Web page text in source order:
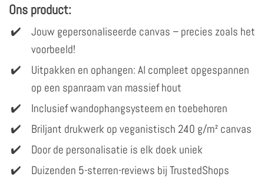
Ons product:
Jouw gepersonaliseerde canvas – precies zoals het
voorbeeld!
Uitpakken en ophangen: Al compleet opgespannen
op een spanraam van massief hout
Inclusief wandophangsysteem en toebehoren
Briljant drukwerk op veganistisch 240 g/m² canvas
Door de personalisatie is elk doek uniek
Duizenden 5-sterren-reviews bij TrustedShops